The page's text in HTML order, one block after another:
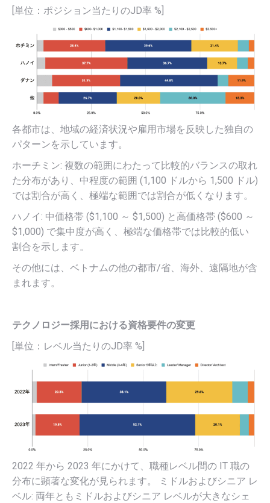
[単位：ポジション当たりのJD率 %]
各都市は、地域の経済状況や雇用市場を反映した独自の
パターンを示しています。
ホーチミン: 複数の範囲にわたって比較的バランスの取れ
た分布があり、中程度の範囲 (1,100 ドルから 1,500 ドル)
では割合が高く、極端な範囲では割合が低くなります。
ハノイ: 中価格帯 ($1,100 ～ $1,500) と高価格帯 ($600 ～
$1,000) で集中度が高く、極端な価格帯では比較的低い
割合を示します。
その他には、ベトナムの他の都市/省、海外、遠隔地が含
まれます。
テクノロジー採用における資格要件の変更
[単位：レベル当たりのJD率 %]
2022 年から 2023 年にかけて、職種レベル間の IT 職の
分布に顕著な変化が見られます。 ミドルおよびシニア レ
ベル: 両年ともミドルおよびシニア レベルが大きなシェ